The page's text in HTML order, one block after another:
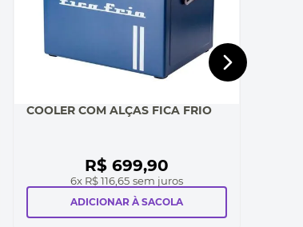
COOLER COM ALÇAS FICA FRIO
R$ 699,90
6x R$ 116,65 sem juros
ADICIONAR À SACOLA